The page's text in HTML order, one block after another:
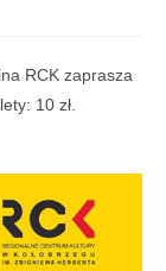
RCK zaprasza
10 zł.